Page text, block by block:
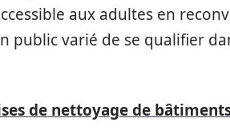
aux adultes en
public varié de se qualifier
de nettoyage de